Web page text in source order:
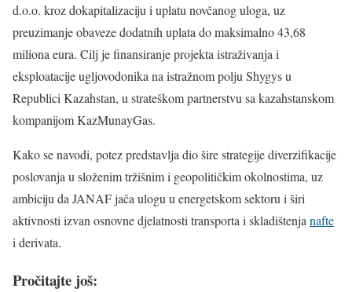
d.o.o. kroz dokapitalizaciju i uplatu novčanog uloga, uz
preuzimanje obaveze dodatnih uplata do maksimalno 43,68
miliona eura. Cilj je finansiranje projekta istraživanja i
eksploatacije ugljovodonika na istražnom polju Shygys u
Republici Kazahstan, u strateškom partnerstvu sa kazahstanskom
kompanijom KazMunayGas.
Kako se navodi, potez predstavlja dio šire strategije diverzifikacije
poslovanja u složenim tržišnim i geopolitičkim okolnostima, uz
ambiciju da JANAF jača ulogu u energetskom sektoru i širi
aktivnosti izvan osnovne djelatnosti transporta i skladištenja nafte
i derivata.
Pročitajte još: